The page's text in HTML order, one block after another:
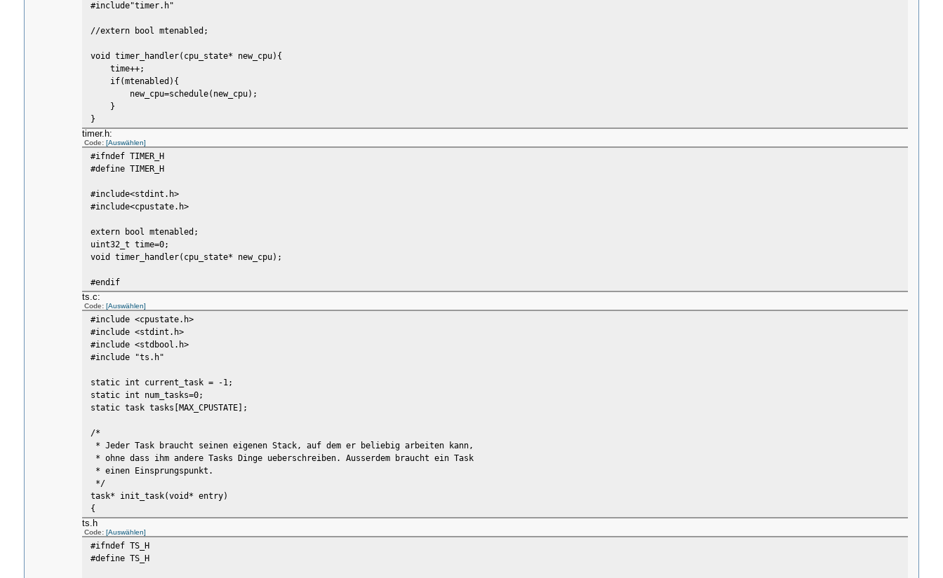
#include"timer.h"
//extern bool mtenabled;
void timer_handler(cpu_state* new_cpu){
time++;
if(mtenabled){
new_cpu=schedule(new_cpu);
}
}
timer.h:
Code:[Auswählen]
#ifndef TIMER_H
#define TIMER_H
#include<stdint.h>
#include<cpustate.h>
extern bool mtenabled;
uint32_t time=0;
void timer_handler(cpu_state* new_cpu);
#endif
ts.c:
Code:[Auswählen]
#include <cpustate.h>
#include <stdint.h>
#include <stdbool.h>
#include "ts.h"
static int current_task = -1;
static int num_tasks=0;
static task tasks[MAX_CPUSTATE];
/*
* Jeder Task braucht seinen eigenen Stack, auf dem er beliebig arbeiten kann,
* ohne dass ihm andere Tasks Dinge ueberschreiben. Ausserdem braucht ein Task
* einen Einsprungspunkt.
*/
task* init_task(void* entry)
{
if(!mtenabled){
mtenabled=TRUE;
}
/*
ts.h
Code:[Auswählen]
#ifndef TS_H
#define TS_H